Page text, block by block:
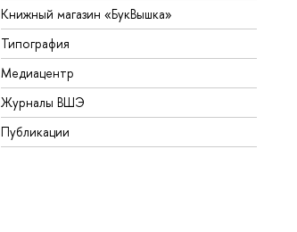
Книжный магазин «БукВышка»
Типография
Медиацентр
Журналы ВШЭ
Публикации